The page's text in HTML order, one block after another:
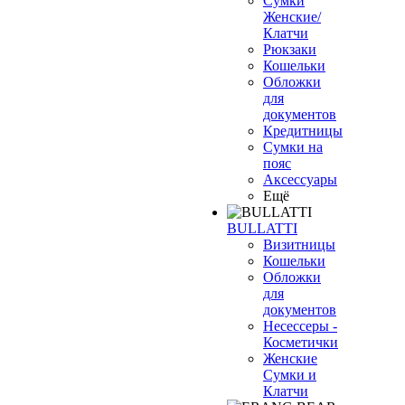
Женские/
Клатчи
Рюкзаки
Кошельки
Обложки
для
документов
Кредитницы
Сумки на
пояс
Аксессуары
Ещё
BULLATTI
Визитницы
Кошельки
Обложки
для
документов
Несессеры -
Косметички
Женские
Сумки и
Клатчи